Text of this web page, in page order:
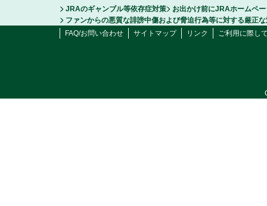
JRAのギャンブル等依存症対策
お出かけ前にJRAホームペ
ファンからの悪質な誹謗中傷および脅迫行為等に対する厳正
FAQ/お問い合わせ
サイトマップ リンク ご利用に際し